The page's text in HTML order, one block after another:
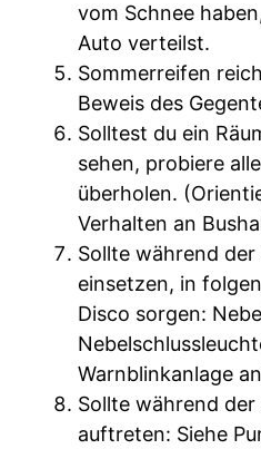
vom Schnee
Auto verteilst.
Sommerreifen
Beweis des
Solltest du ein
sehen, probiere
überholen.
Verhalten an
Sollte während
einsetzen, in
Disco sorgen:
Warnblinkanlage
Sollte während
auftreten: Siehe